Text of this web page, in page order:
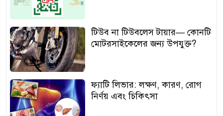
টিউব না টিউবলেস টায়ার— কোনটি
মোটরসাইকেলের জন্য উপযুক্ত?
ফ্যাটি লিভার: লক্ষণ, কারণ, রোগ
নির্ণয় এবং চিকিৎসা